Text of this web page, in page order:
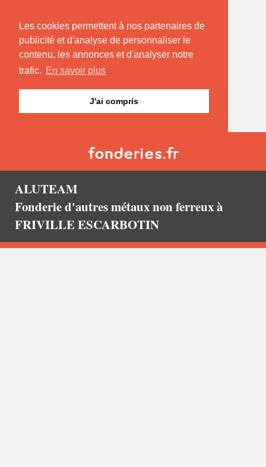
Les cookies permettent à nos partenaires de
publicité et d'analyse de personnaliser le
contenu, les annonces et d'analyser notre
trafic. En savoir plus
J'ai compris
ALUTEAM
Fonderie d'autres métaux non ferreux à
FRIVILLE ESCARBOTIN